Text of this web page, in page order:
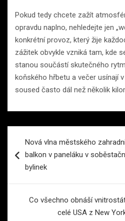
Pokud tedy chcete zažít
opravdu naplno, nehledejte jen
konkrétní provoz, který žije
zážitek obvykle vzniká tam, kde
stanou součástí skutečného
koňského hřbetu a večer usínají
soused často dál než několik
pro
příspěvek
Nová vlna městského
balkon v paneláku v
bylinek
Co všechno obnáší
celé USA z New